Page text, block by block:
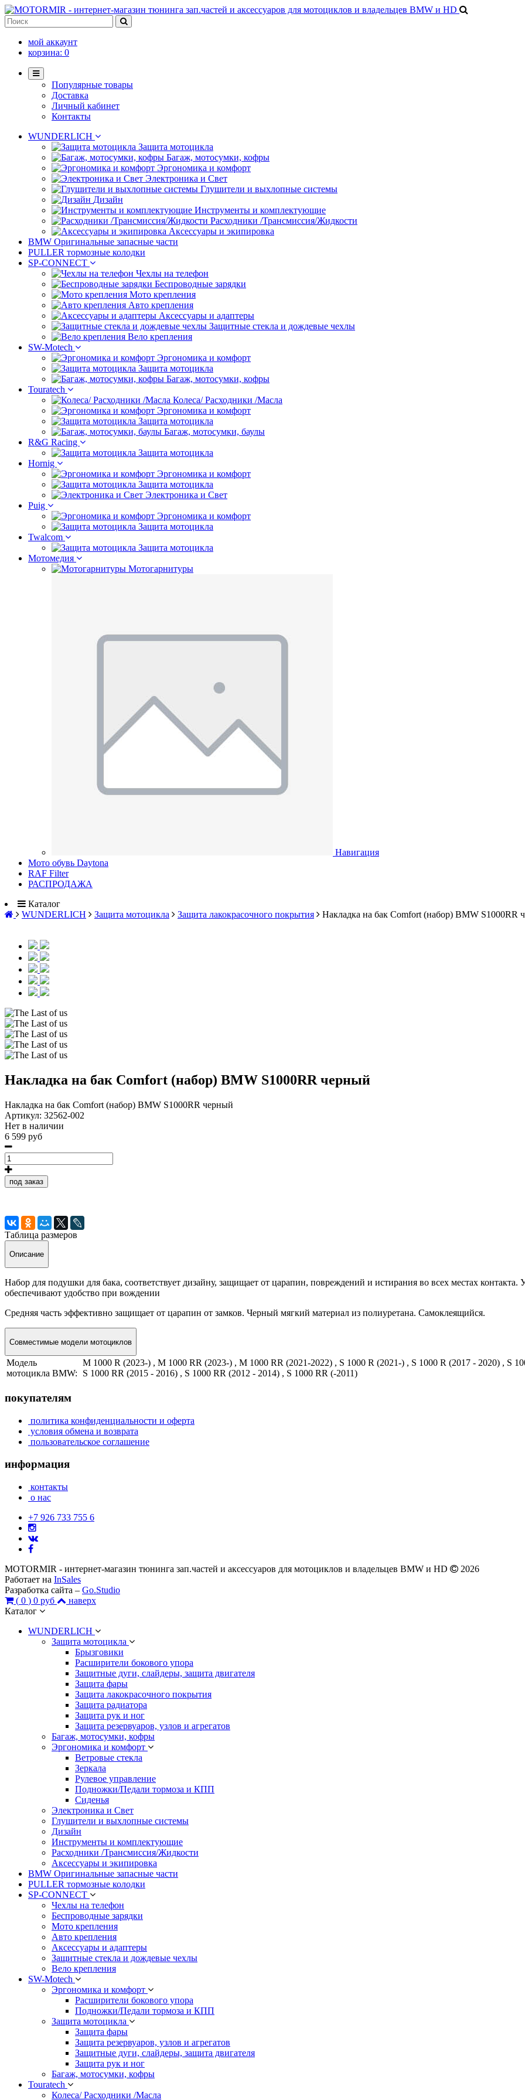
мой аккаунт
корзина: 0
Популярные товары
Доставка
Личный кабинет
Контакты
WUNDERLICH
Защита мотоцикла
Багаж, мотосумки, кофры
Эргономика и комфорт
Электроника и Свет
Глушители и выхлопные системы
Дизайн
Инструменты и комплектующие
Расходники /Трансмиссия/Жидкости
Аксессуары и экипировка
BMW Оригинальные запасные части
PULLER тормозные колодки
SP-CONNECT
Чехлы на телефон
Беспроводные зарядки
Мото крепления
Авто крепления
Аксессуары и адаптеры
Защитные стекла и дождевые чехлы
Вело крепления
SW-Motech
Эргономика и комфорт
Защита мотоцикла
Багаж, мотосумки, кофры
Touratech
Колеса/ Расходники /Масла
Эргономика и комфорт
Защита мотоцикла
Багаж, мотосумки, баулы
R&G Racing
Защита мотоцикла
Hornig
Эргономика и комфорт
Защита мотоцикла
Электроника и Свет
Puig
Эргономика и комфорт
Защита мотоцикла
Twalcom
Защита мотоцикла
Мотомедия
Мотогарнитуры
Навигация
Мото обувь Daytona
RAF Filter
РАСПРОДАЖА
Каталог
WUNDERLICH
Защита мотоцикла Защита лакокрасочного покрытия Накладка на бак Comfort (набор) BMW S1000RR
Накладка на бак Comfort (набор) BMW S1000RR черный
Накладка на бак Comfort (набор) BMW S1000RR черный
Артикул: 32562-002
Нет в наличии
6 599 руб
под заказ
Таблица размеров
Описание
Набор для подушки для бака, соответствует дизайну, защищает от царапин, повреждений и истирания во всех местах
обеспечивают удобство при вождении
Средняя часть эффективно защищает от царапин от замков. Черный мягкий материал из полиуретана. Самоклеящийся.
Совместимые модели мотоциклов
Модель
мотоцикла BMW:
M 1000 R (2023-) , M 1000 RR (2023-) , M 1000 RR (2021-2022) , S 1000 R (2021-) , S 1000 R (2017 - 2020) , S
S 1000 RR (2015 - 2016) , S 1000 RR (2012 - 2014) , S 1000 RR (-2011)
покупателям
политика конфиденциальности и оферта
условия обмена и возврата
пользовательское соглашение
информация
контакты
о нас
+7 926 733 755 6
MOTORMIR - интернет-магазин тюнинга зап.частей и аксессуаров для мотоциклов и владельцев BMW и HD
2026
Работает на InSales
Разработка сайта – Go.Studio
( 0 ) 0 руб
наверх
Каталог
WUNDERLICH
Защита мотоцикла
Брызговики
Расширители бокового упора
Защитные дуги, слайдеры, защита двигателя
Защита фары
Защита лакокрасочного покрытия
Защита радиатора
Защита рук и ног
Защита резервуаров, узлов и агрегатов
Багаж, мотосумки, кофры
Эргономика и комфорт
Ветровые стекла
Зеркала
Рулевое управление
Подножки/Педали тормоза и КПП
Сиденья
Электроника и Свет
Глушители и выхлопные системы
Дизайн
Инструменты и комплектующие
Расходники /Трансмиссия/Жидкости
Аксессуары и экипировка
BMW Оригинальные запасные части
PULLER тормозные колодки
SP-CONNECT
Чехлы на телефон
Беспроводные зарядки
Мото крепления
Авто крепления
Аксессуары и адаптеры
Защитные стекла и дождевые чехлы
Вело крепления
SW-Motech
Эргономика и комфорт
Расширители бокового упора
Подножки/Педали тормоза и КПП
Защита мотоцикла
Защита фары
Защита резервуаров, узлов и агрегатов
Защитные дуги, слайдеры, защита двигателя
Защита рук и ног
Багаж, мотосумки, кофры
Touratech
Колеса/ Расходники /Масла